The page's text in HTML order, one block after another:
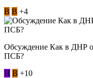
В В +4
Обсуждение Как в ДНР
ПСБ?
Н В +10